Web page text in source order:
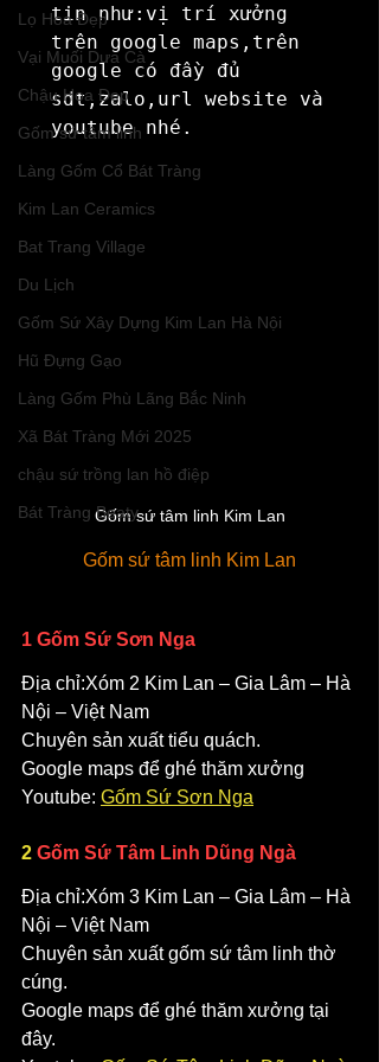
Lọ Hoa Đẹp
Vại Muối Dưa Cà
Chậu Hoa Đẹp
Gốm sứ tâm linh
Làng Gốm Cổ Bát Tràng
Kim Lan Ceramics
Bat Trang Village
Du Lịch
Gốm Sứ Xây Dựng Kim Lan Hà Nội
Hũ Đựng Gạo
Làng Gốm Phù Lãng Bắc Ninh
Xã Bát Tràng Mới 2025
chậu sứ trồng lan hồ điệp
Bát Tràng Beaty
tin như:vị trí xưởng
trên google maps,trên
google có đầy đủ
sdt,zalo,url website và
youtube nhé.
Gốm sứ tâm linh Kim Lan
Gốm sứ tâm linh Kim Lan
1 Gốm Sứ Sơn Nga
Địa chỉ:Xóm 2 Kim Lan – Gia Lâm – Hà
Nội – Việt Nam
Chuyên sản xuất tiểu quách.
Google maps để ghé thăm xưởng
Youtube: Gốm Sứ Sơn Nga
2 Gốm Sứ Tâm Linh Dũng Ngà
Địa chỉ:Xóm 3 Kim Lan – Gia Lâm – Hà
Nội – Việt Nam
Chuyên sản xuất gốm sứ tâm linh thờ
cúng.
Google maps để ghé thăm xưởng tại
đây.